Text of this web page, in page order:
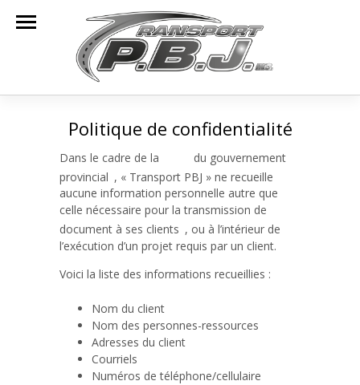
Politique de confidentialité
Dans le cadre de la
du gouvernement
provincial , « Transport PBJ » ne recueille
aucune information personnelle autre que
celle nécessaire pour la transmission de
document à ses clients , ou à l’intérieur de
l’exécution d’un projet requis par un client.
Voici la liste des informations recueillies :
Nom du client
Nom des personnes-ressources
Adresses du client
Courriels
Numéros de téléphone/cellulaire